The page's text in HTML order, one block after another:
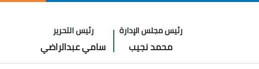
رئيس مجلس الإدارة
محمد نجيب
رئيس التحرير
سامي عبدالراضي